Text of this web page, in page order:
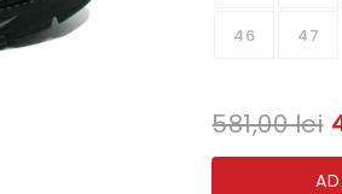
46 47
581,00 lei